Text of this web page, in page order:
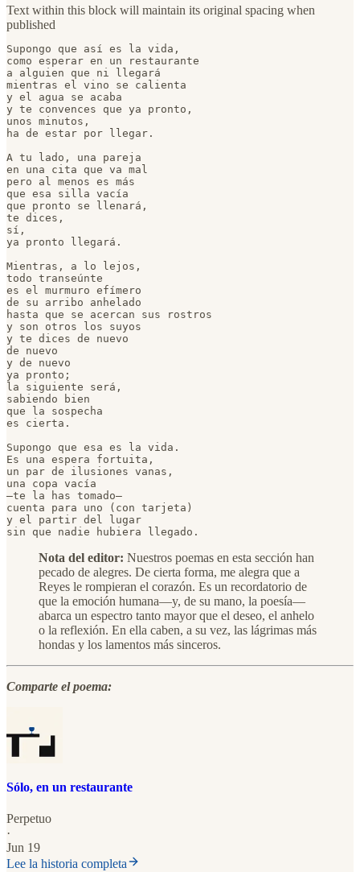
Text within this block will maintain its original spacing when
published
Supongo que así es la vida,
como esperar en un restaurante
a alguien que ni llegará
mientras el vino se calienta
y el agua se acaba
y te convences que ya pronto,
unos minutos,
ha de estar por llegar.
A tu lado, una pareja
en una cita que va mal
pero al menos es más
que esa silla vacía
que pronto se llenará,
te dices,
sí,
ya pronto llegará.
Mientras, a lo lejos,
todo transeúnte
es el murmuro efímero
de su arribo anhelado
hasta que se acercan sus rostros
y son otros los suyos
y te dices de nuevo
de nuevo
y de nuevo
ya pronto;
la siguiente será,
sabiendo bien
que la sospecha
es cierta.
Supongo que esa es la vida.
Es una espera fortuita,
un par de ilusiones vanas,
una copa vacía
—te la has tomado—
cuenta para uno (con tarjeta)
y el partir del lugar
sin que nadie hubiera llegado.
Nota del editor: Nuestros poemas en esta sección han
pecado de alegres. De cierta forma, me alegra que a
Reyes le rompieran el corazón. Es un recordatorio de
que la emoción humana—y, de su mano, la poesía—
abarca un espectro tanto mayor que el deseo, el anhelo
o la reflexión. En ella caben, a su vez, las lágrimas más
hondas y los lamentos más sinceros.
Comparte el poema:
Sólo, en un restaurante
Perpetuo
·
Jun 19
Lee la historia completa